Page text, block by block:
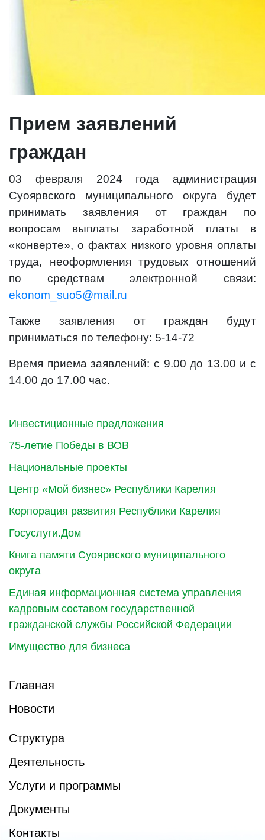
Инвестиционные предложения
75-летие Победы в ВОВ
Национальные проекты
Центр «Мой бизнес» Республики Карелия
Корпорация развития Республики Карелия
Госуслуги.Дом
Книга памяти Суоярвского муниципального
округа
Единая информационная система управления
кадровым составом государственной
гражданской службы Российской Федерации
Имущество для бизнеса
Главная
Новости
Структура
Деятельность
Услуги и программы
Документы
Контакты
Прием заявлений
граждан
03 февраля 2024 года администрация
Суоярвского муниципального округа будет
принимать заявления от граждан по
вопросам выплаты заработной платы в
«конверте», о фактах низкого уровня оплаты
труда, неоформления трудовых отношений
по средствам электронной связи:
ekonom_suo5@mail.ru
Также заявления от граждан будут
приниматься по телефону: 5-14-72
Время приема заявлений: с 9.00 до 13.00 и с
14.00 до 17.00 час.